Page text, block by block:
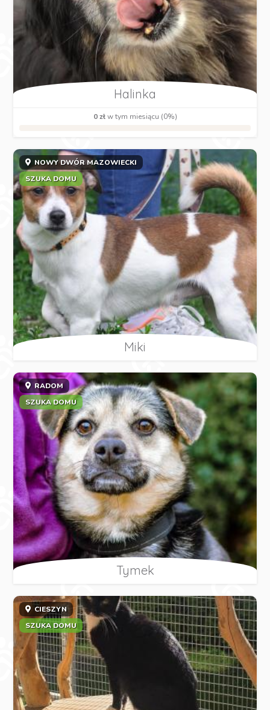
Halinka
0 złw tym miesiącu (0%)
NOWY DWÓR MAZOWIECKI
SZUKA DOMU
Miki
RADOM
SZUKA DOMU
Tymek
CIESZYN
SZUKA DOMU